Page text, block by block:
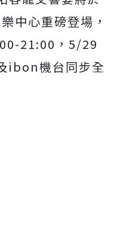
中心重磅登場，
21:00 ， 5/29
ibon機台同步全